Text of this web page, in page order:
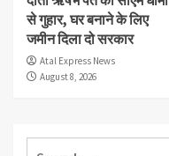
से गुहार, घर बनाने के लिए
जमीन दिला दो सरकार
Atal Express News
August 8, 2026